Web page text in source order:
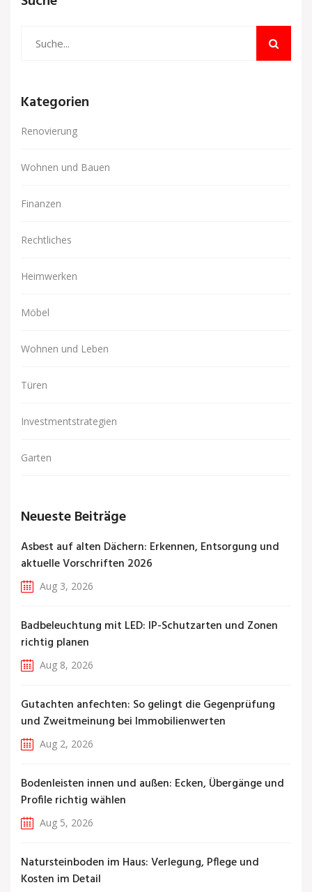
Kategorien
Renovierung
Wohnen und Bauen
Finanzen
Rechtliches
Heimwerken
Möbel
Wohnen und Leben
Türen
Investmentstrategien
Garten
Neueste Beiträge
Asbest auf alten Dächern: Erkennen, Entsorgung und
aktuelle Vorschriften 2026
Aug 3, 2026
Badbeleuchtung mit LED: IP-Schutzarten und Zonen
richtig planen
Aug 8, 2026
Gutachten anfechten: So gelingt die Gegenprüfung
und Zweitmeinung bei Immobilienwerten
Aug 2, 2026
Bodenleisten innen und außen: Ecken, Übergänge und
Profile richtig wählen
Aug 5, 2026
Natursteinboden im Haus: Verlegung, Pflege und
Kosten im Detail